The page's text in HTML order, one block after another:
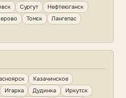
Сургут
Нефтеюганск
Томск
Лангепас
Казачинское
Игарка Дудинка
Иркутск